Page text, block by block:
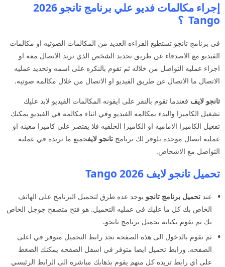
إجراء مكالمات فديو علي برنامج تانجو 2026
Tango ؟
في برنامج تانجو تستطيع القراءه العديد من المكالمات الصوتيه او مكالمات
الفيديو مع الاصدقاء عن طريق تحديد الشخص الذي تريد الاتصال معه او
اجراء عمليه التواصل من خلاله ثم تقوم بالنكره على اسمه وتحديد عمليه
الاتصال ما الاتصال عن طريق الفيديو او الاتصال من خلال مكالمه صوتيه.
تانجو لايف فعندما تقوم بالنقر على ايقونه المكالمات الفيديو لابد عليك
تشغيل الكاميرا والبدء بمكالمه الفيديو وفي اثناء مكالمه في الفيديو يمكنك
تفعيل الكاميرا الاماميه او الكاميرا الخلفيه فلا يقتصر على كاميرا معينه او
عمليه اتصال موحده بلوفر لك برنامج تانجو لايفجميع ما تريده في عمليه
التواصل مع الاشخاص.
تحميل تانجو لايف 2026 Tango
عند تحميل برنامج تانجو يوجد عده طرق لتحميل البرنامج على الهاتف
الخاص بك كل ما عليك في عمليه التحميل. هو فتح متصفح جوجل الخاص
بك ثم تقوم بكتابه تحميل برنامج تانجو.
ثم تقوم بالدخول الى هذه الصفحه نجد رابط التحميل متوفر في اعلى
الصفحه. ورابط تحميل ايضا متوفر في اسفل الصفحه يمكنك الضغط
على اي رابط تريده كل منهم يقوم بذهابك مباشره الى الرابط الرئيسي